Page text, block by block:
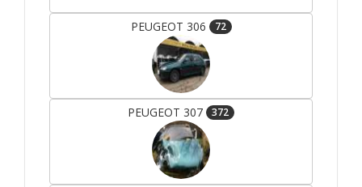
PEUGEOT 306 72
PEUGEOT 307 372